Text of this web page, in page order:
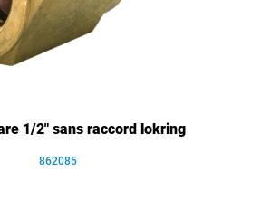
1/2" sans raccord lokring
862085